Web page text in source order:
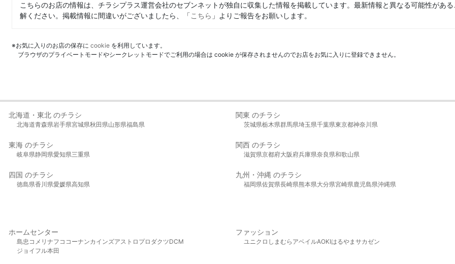
こちらのお店の情報は、チラシプラス運営会社のセブンネットが独自に収集した情報を掲載しています。最新情報と異なる可能性があ
解ください。掲載情報に間違いがございましたら、「こちら 」よりご報告をお願いします。
※お気に入りのお店の保存に cookie を利用しています。
ブラウザのプライベートモードやシークレットモードでご利用の場合は cookie が保存されませんのでお店をお気に入りに登録できません。
北海道・東北 のチラシ
北海道青森県岩手県宮城県秋田県山形県福島県
関東 のチラシ
茨城県栃木県群馬県埼玉県千葉県東京都神奈川県
東海 のチラシ
岐阜県静岡県愛知県三重県
関西 のチラシ
滋賀県京都府大阪府兵庫県奈良県和歌山県
四国 のチラシ
徳島県香川県愛媛県高知県
九州・沖縄 のチラシ
福岡県佐賀県長崎県熊本県大分県宮崎県鹿児島県沖縄県
ホームセンター
島忠 コメリ ナフコ コーナンカインズアストロプロダクツDCM
ジョイフル本田
ファッション
ユニクロ しまむら アベイルAOKIはるやま サカゼン